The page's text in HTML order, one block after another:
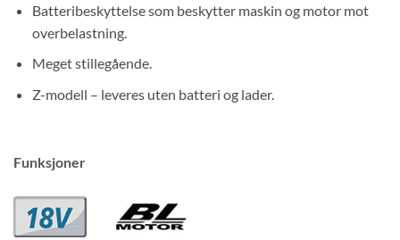
Batteribeskyttelse som beskytter maskin og motor mot
overbelastning.
Meget stillegående.
Z-modell – leveres uten batteri og lader.
Funksjoner